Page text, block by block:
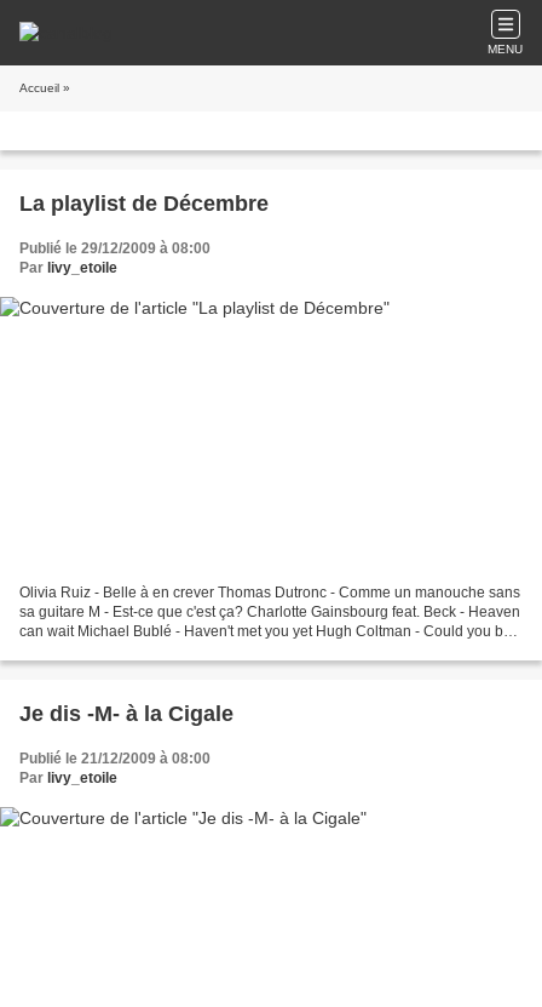
MENU
Accueil »
La playlist de Décembre
Publié le 29/12/2009 à 08:00
Par livy_etoile
Olivia Ruiz - Belle à en crever Thomas Dutronc - Comme un manouche sans
sa guitare M - Est-ce que c'est ça? Charlotte Gainsbourg feat. Beck - Heaven
can wait Michael Bublé - Haven't met you yet Hugh Coltman - Could you be
Je dis -M- à la Cigale
Publié le 21/12/2009 à 08:00
Par livy_etoile